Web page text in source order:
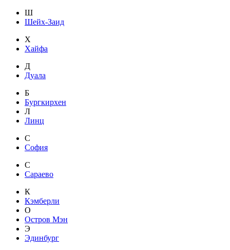
Ш
Шейх-Заид
Х
Хайфа
Д
Дуала
Б
Бургкирхен
Л
Линц
С
София
С
Сараево
К
Кэмберли
О
Остров Мэн
Э
Эдинбург